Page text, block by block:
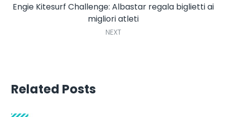
Engie Kitesurf Challenge: Albastar regala biglietti ai
migliori atleti
NEXT
Related Posts